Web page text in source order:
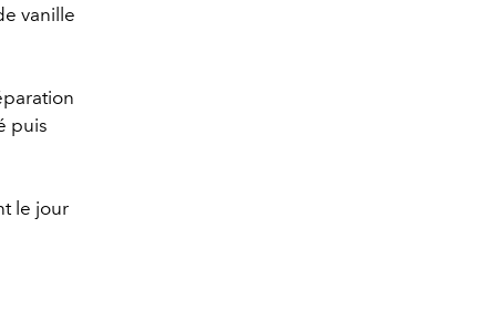
vanille
puis
le jour